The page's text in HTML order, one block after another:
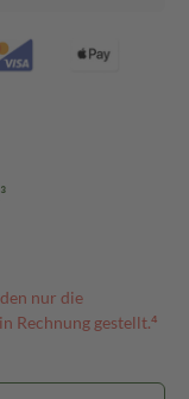
nur die
Rechnung gestellt.⁴